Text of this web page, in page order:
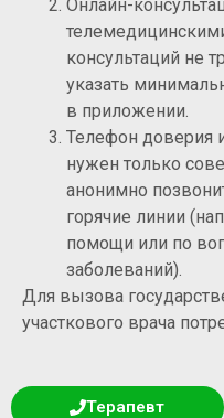
Онлайн-
консультаций не
указать
в приложении.
Телефон доверия
нужен только
анонимно
горячие линии
помощи или по
заболеваний).
Для вызова
участкового врача
Терапевт